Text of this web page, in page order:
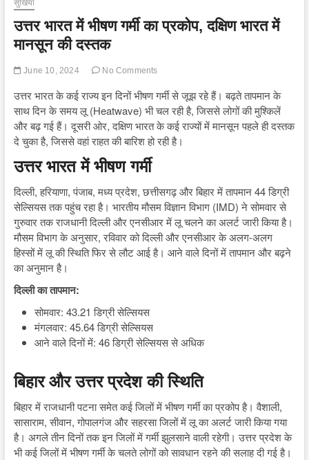
सुर्खियां
उत्तर भारत में भीषण गर्मी का प्रकोप, दक्षिण भारत में
मानसून की दस्तक
June 10, 2024 No Comments
उत्तर भारत के कई राज्य इन दिनों भीषण गर्मी से जूझ रहे हैं। बढ़ते तापमान के
साथ दिन के समय लू (Heatwave) भी चल रही है, जिससे लोगों की मुश्किलें
और बढ़ गई हैं। दूसरी ओर, दक्षिण भारत के कई राज्यों में मानसून पहले ही दस्तक
दे चुका है, जिससे वहां राहत की बारिश हो रही है।
उत्तर भारत में भीषण गर्मी
दिल्ली, हरियाणा, पंजाब, मध्य प्रदेश, छत्तीसगढ़ और बिहार में तापमान 44 डिग्री
सेल्सियस तक पहुंच रहा है। भारतीय मौसम विज्ञान विभाग (IMD) ने सोमवार से
गुरुवार तक राजधानी दिल्ली और एनसीआर में लू चलने का अलर्ट जारी किया है।
मौसम विभाग के अनुसार, रविवार को दिल्ली और एनसीआर के अलग-अलग
हिस्सों में लू की स्थिति फिर से लौट आई है। आने वाले दिनों में तापमान और बढ़ने
का अनुमान है।
दिल्ली का तापमान:
सोमवार: 43.21 डिग्री सेल्सियस
मंगलवार: 45.64 डिग्री सेल्सियस
आने वाले दिनों में: 46 डिग्री सेल्सियस से अधिक
बिहार और उत्तर प्रदेश की स्थिति
बिहार में राजधानी पटना समेत कई जिलों में भीषण गर्मी का प्रकोप है। वैशाली,
सासाराम, सीवान, गोपालगंज और सहरसा जिलों में लू का अलर्ट जारी किया गया
है। अगले तीन दिनों तक इन जिलों में गर्मी झुलसाने वाली रहेगी। उत्तर प्रदेश के
भी कई जिलों में भीषण गर्मी के चलते लोगों को सावधान रहने की सलाह दी गई है।